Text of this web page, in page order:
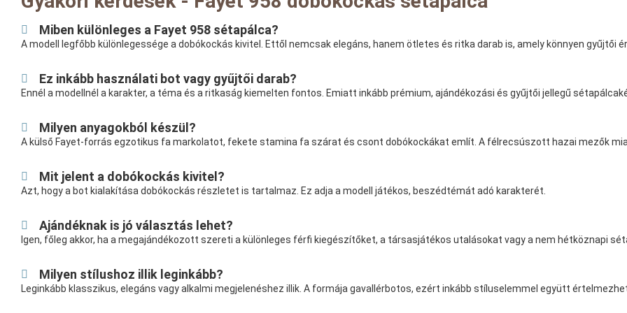
Miben különleges a Fayet 958 sétapálca?
A modell legfőbb különlegessége a dobókockás kivitel. Ettől nemcsak elegáns, hanem ötletes és ritka darab is, amely könnyen gyűjtői
Ez inkább használati bot vagy gyűjtői darab?
Ennél a modellnél a karakter, a téma és a ritkaság kiemelten fontos. Emiatt inkább prémium, ajándékozási és gyűjtői jellegű
Milyen anyagokból készül?
A külső Fayet-forrás egzotikus fa markolatot, fekete stamina fa szárat és csont dobókockákat említ. A félrecsúszott hazai mezők
Mit jelent a dobókockás kivitel?
Azt, hogy a bot kialakítása dobókockás részletet is tartalmaz. Ez adja a modell játékos, beszédtémát adó karakterét.
Ajándéknak is jó választás lehet?
Igen, főleg akkor, ha a megajándékozott szereti a különleges férfi kiegészítőket, a társasjátékos utalásokat vagy a nem hétköznapi
Milyen stílushoz illik leginkább?
Leginkább klasszikus, elegáns vagy alkalmi megjelenéshez illik. A formája gavallérbotos, ezért inkább stíluselemmel együtt